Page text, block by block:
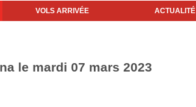
VOLS ARRIVÉE ACTUALITÉ
le mardi 07 mars 2023